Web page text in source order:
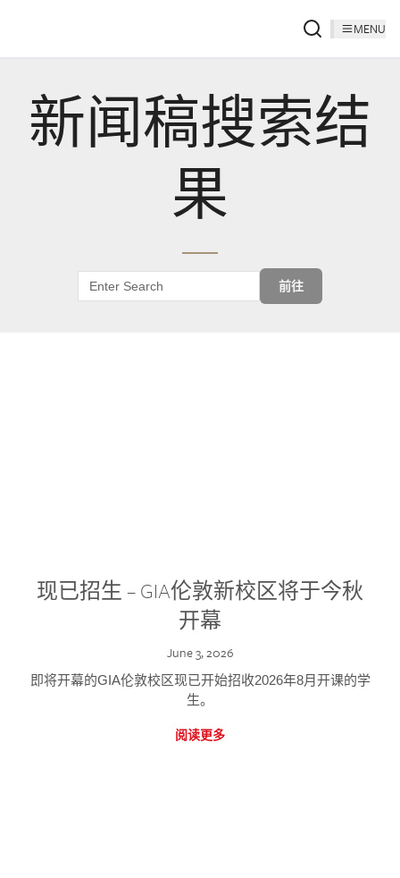
MENU
新闻稿搜索结
果
前往
现已招生 – GIA伦敦新校区将于今秋
开幕
June 3, 2026
即将开幕的GIA伦敦校区现已开始招收2026年8月开课的学
生。
阅读更多